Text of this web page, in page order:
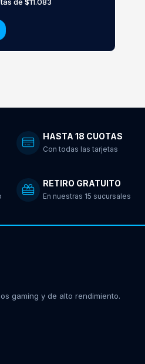
HASTA 18 CUOTAS
Con todas las tarjetas
RETIRO GRATUITO
En nuestras 15 sucursales
gaming y de alto rendimiento.